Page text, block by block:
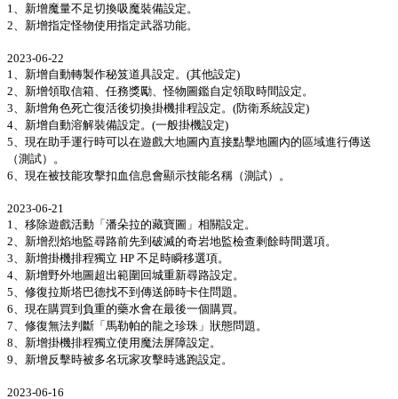
1、新增魔量不足切換吸魔裝備設定。
2、新增指定怪物使用指定武器功能。
2023-06-22
1、新增自動轉製作秘笈道具設定。(其他設定)
2、新增領取信箱、任務獎勵、怪物圖鑑自定領取時間設定。
3、新增角色死亡復活後切換掛機排程設定。(防衛系統設定)
4、新增自動溶解裝備設定。(一般掛機設定)
5、現在助手運行時可以在遊戲大地圖內直接點擊地圖內的區域進行傳送
（測試）。
6、現在被技能攻擊扣血信息會顯示技能名稱（測試）。
2023-06-21
1、移除遊戲活動「潘朵拉的藏寶圖」相關設定。
2、新增烈焰地監尋路前先到破滅的奇岩地監檢查剩餘時間選項。
3、新增掛機排程獨立 HP 不足時瞬移選項。
4、新增野外地圖超出範圍回城重新尋路設定。
5、修復拉斯塔巴德找不到傳送師時卡住問題。
6、現在購買到負重的藥水會在最後一個購買。
7、修復無法判斷「馬勒帕的龍之珍珠」狀態問題。
8、新增掛機排程獨立使用魔法屏障設定。
9、新增反擊時被多名玩家攻擊時逃跑設定。
2023-06-16